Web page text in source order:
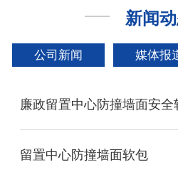
新闻
公司新闻 媒体报
廉政留置中心防撞墙面安全
留置中心防撞墙面软包